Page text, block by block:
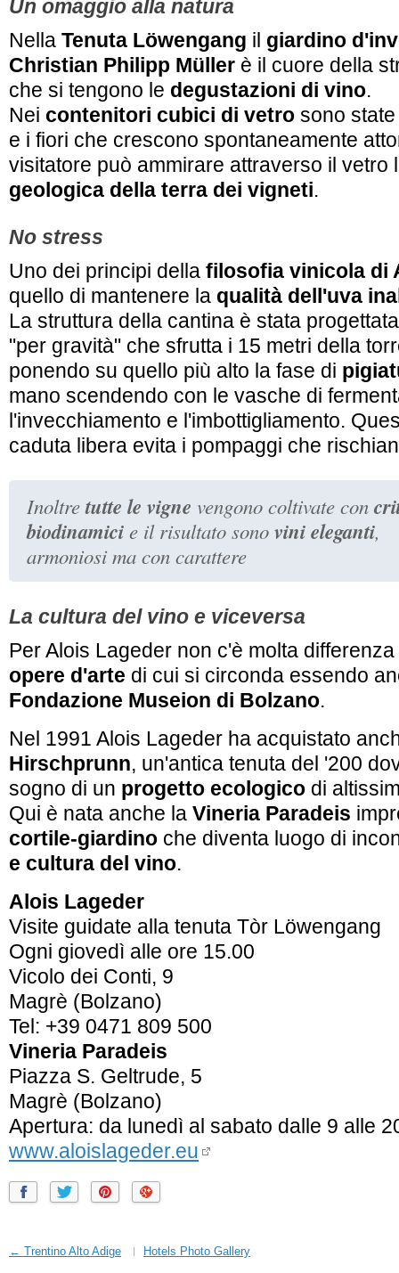
Un omaggio alla natura
Nella Tenuta Löwengang il giardino
Christian Philipp Müller è il cuore della
che si tengono le degustazioni di vino.
Nei contenitori cubici di vetro sono
e i fiori che crescono spontaneamente
visitatore può ammirare attraverso il vetro
geologica della terra dei vigneti.
No stress
Uno dei principi della filosofia vinicola di
quello di mantenere la qualità dell'uva
La struttura della cantina è stata
"per gravità" che sfrutta i 15 metri della
ponendo su quello più alto la fase di
mano scendendo con le vasche di
l'invecchiamento e l'imbottigliamento.
caduta libera evita i pompaggi che
Inoltretutte le vigne vengono coltivate con
biodinamici e il risultato sono vini eleganti,
armoniosi ma con carattere
La cultura del vino e viceversa
Per Alois Lageder non c'è molta
opere d'arte di cui si circonda essendo
Fondazione Museion di Bolzano.
Nel 1991 Alois Lageder ha acquistato
Hirschprunn, un'antica tenuta del '200
sogno di un progetto ecologico di
Qui è nata anche la Vineria Paradeis
cortile-giardino che diventa luogo di
e cultura del vino.
Alois Lageder
Visite guidate alla tenuta Tòr Löwengang
Ogni giovedì alle ore 15.00
Vicolo dei Conti, 9
Magrè (Bolzano)
Tel: +39 0471 809 500
Vineria Paradeis
Piazza S. Geltrude, 5
Magrè (Bolzano)
Apertura: da lunedì al sabato dalle 9 alle
www.aloislageder.eu
← Trentino Alto Adige Hotels Photo Gallery